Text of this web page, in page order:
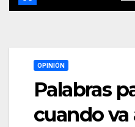
OPINIÓN
Palabras
cuando va